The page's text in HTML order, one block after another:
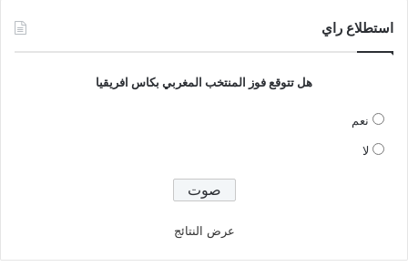
استطلاع راي
هل تتوقع فوز المنتخب المغربي بكاس افريقيا
نعم
لا
عرض النتائج